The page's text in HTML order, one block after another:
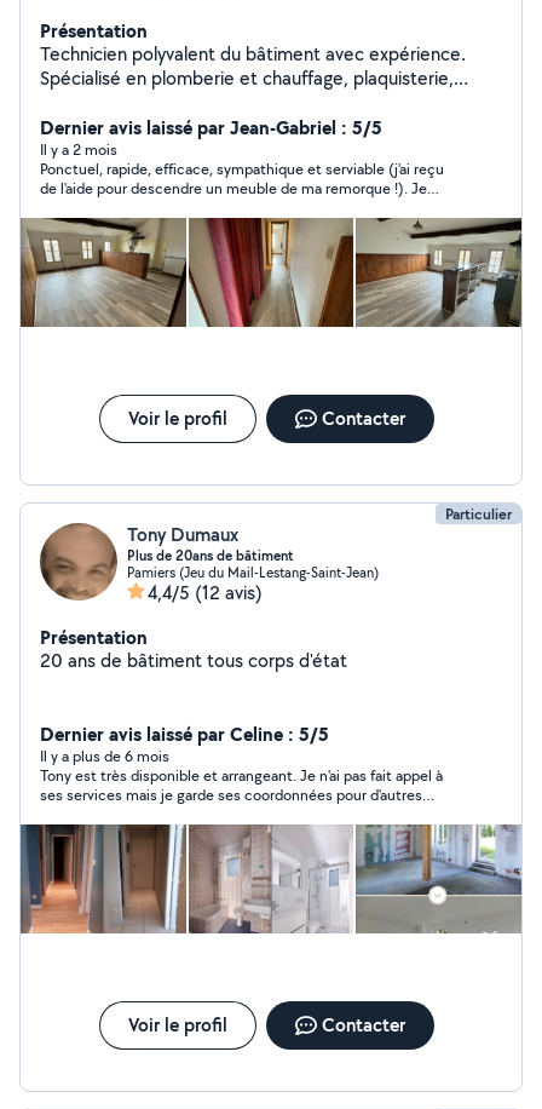
Présentation
Technicien polyvalent du bâtiment avec expérience.
Spécialisé en plomberie et chauffage, plaquisterie,
vos besoins.
Dernier avis laissé par Jean-Gabriel : 5/5
Il y a 2 mois
Ponctuel, rapide, efficace, sympathique et serviable (j'ai reçu
de l'aide pour descendre un meuble de ma remorque !). Je
Voir le profil Contacter
Particulier
Tony Dumaux
Plus de 20ans de bâtiment
Pamiers (Jeu du Mail-Lestang-Saint-Jean)
4,4/5 (12 avis)
Présentation
20 ans de bâtiment tous corps d'état
Dernier avis laissé par Celine : 5/5
Il y a plus de 6 mois
Tony est très disponible et arrangeant. Je n'ai pas fait appel à
ses services mais je garde ses coordonnées pour d'autres
Voir le profil Contacter